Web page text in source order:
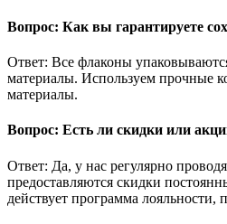
Вопрос: Как вы гарантируете
Ответ: Все флаконы
материалы. Используем прочные
материалы.
Вопрос: Есть ли скидки или
Ответ: Да, у нас регулярно
предоставляются скидки
действует программа лояльности,